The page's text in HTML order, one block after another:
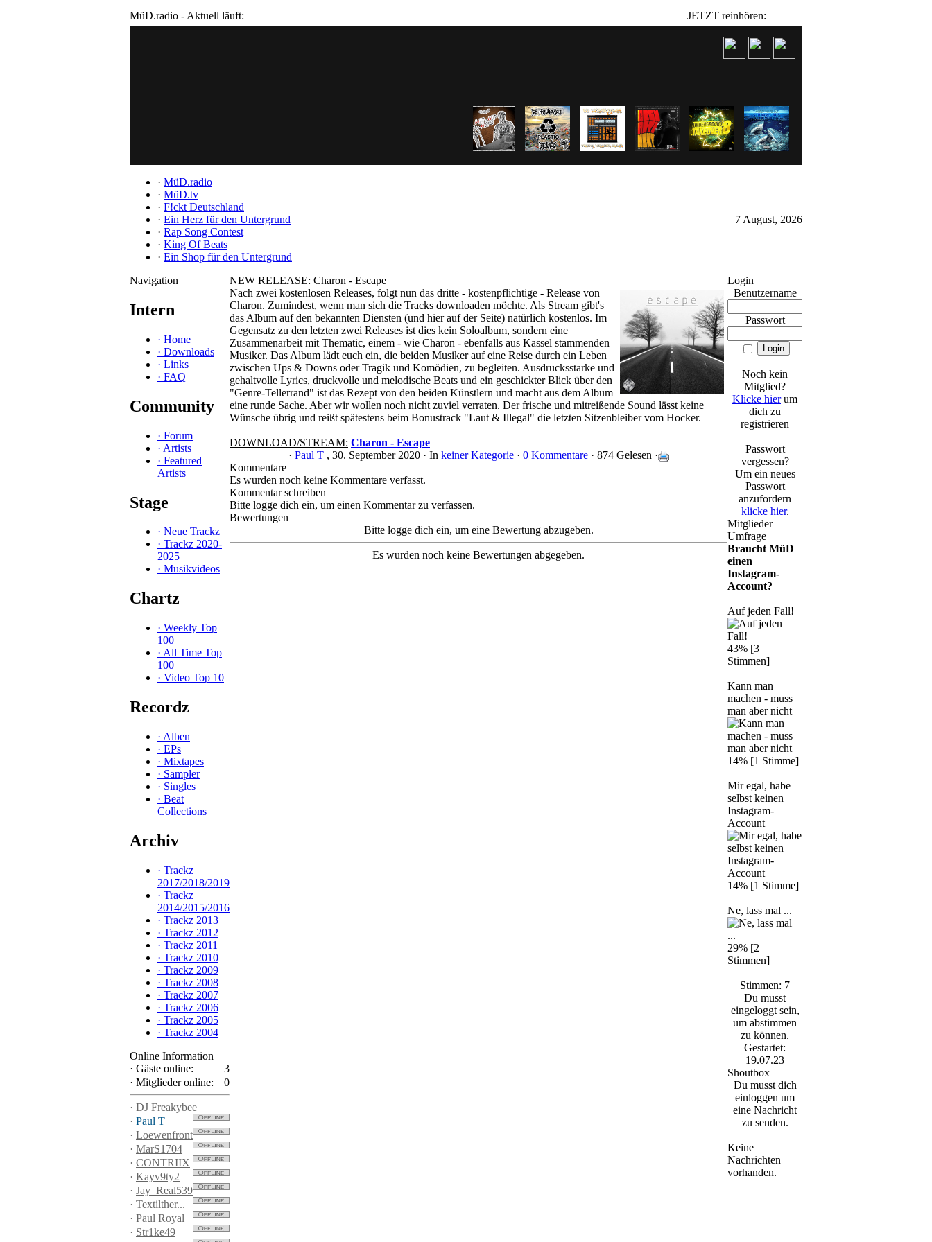
MüD.radio - Aktuell läuft: JETZT reinhören:
· MüD.radio
· MüD.tv
· F!ckt Deutschland
· Ein Herz für den Untergrund
· Rap Song Contest
· King Of Beats
· Ein Shop für den Untergrund
7 August, 2026
Navigation
Intern
· Home
· Downloads
· Links
· FAQ
Community
· Forum
· Artists
· Featured
Artists
Stage
· Neue Trackz
· Trackz 2020-
2025
· Musikvideos
Chartz
· Weekly Top
100
· All Time Top
100
· Video Top 10
Recordz
· Alben
· EPs
· Mixtapes
· Sampler
· Singles
· Beat
Collections
Archiv
· Trackz
2017/2018/2019
· Trackz
2014/2015/2016
· Trackz 2013
· Trackz 2012
· Trackz 2011
· Trackz 2010
· Trackz 2009
· Trackz 2008
· Trackz 2007
· Trackz 2006
· Trackz 2005
· Trackz 2004
Online Information
· Gäste online:
3
· Mitglieder online: 0
· DJ Freakybee
· Paul T
· Loewenfront
· MarS1704
· CONTRIIX
· Kayv9ty2
· Jay_Real539
· Textilther...
· Paul Royal
· Str1ke49
NEW RELEASE: Charon - Escape
Nach zwei kostenlosen Releases, folgt nun das dritte - kostenpflichtige - Release von
Charon. Zumindest, wenn man sich die Tracks downloaden möchte. Als Stream gibt's
das Album auf den bekannten Diensten (und hier auf der Seite) natürlich kostenlos. Im
Gegensatz zu den letzten zwei Releases ist dies kein Soloalbum, sondern eine
Zusammenarbeit mit Thematic, einem - wie Charon - ebenfalls aus Kassel stammenden
Musiker. Das Album lädt euch ein, die beiden Musiker auf eine Reise durch ein Leben
zwischen Ups & Downs oder Tragik und Komödien, zu begleiten. Ausdrucksstarke und
gehaltvolle Lyrics, druckvolle und melodische Beats und ein geschickter Blick über den
"Genre-Tellerrand" ist das Rezept von den beiden Künstlern und macht aus dem Album
eine runde Sache. Aber wir wollen noch nicht zuviel verraten. Der frische und mitreißende Sound lässt keine
Wünsche übrig und reißt spätestens beim Bonustrack "Laut & Illegal" die letzten Sitzenbleiber vom Hocker.
DOWNLOAD/STREAM: Charon - Escape
· Paul T, 30. September 2020 · In keiner Kategorie· 0 Kommentare· 874 Gelesen ·
Kommentare
Es wurden noch keine Kommentare verfasst.
Kommentar schreiben
Bitte logge dich ein, um einen Kommentar zu verfassen.
Bewertungen
Bitte logge dich ein, um eine Bewertung abzugeben.
Es wurden noch keine Bewertungen abgegeben.
Login
Benutzername
Passwort
Noch kein
Mitglied?
Klicke hierum
dich zu
registrieren
Passwort
vergessen?
Um ein neues
Passwort
anzufordern
klicke hier.
Mitglieder
Umfrage
Braucht MüD
einen
Instagram-
Account?
Auf jeden Fall!
43% [3
Stimmen]
Kann man
machen - muss
man aber nicht
14% [1 Stimme]
Mir egal, habe
selbst keinen
Instagram-
Account
14% [1 Stimme]
Ne, lass mal ...
29% [2
Stimmen]
Stimmen: 7
Du musst
eingeloggt sein,
um abstimmen
zu können.
Gestartet:
19.07.23
Shoutbox
Du musst dich
einloggen um
eine Nachricht
zu senden.
Keine
Nachrichten
vorhanden.